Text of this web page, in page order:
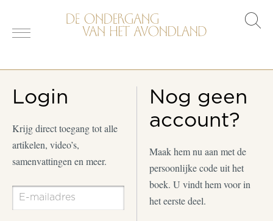
Login
Krijg direct toegang tot alle
artikelen, video’s,
samenvattingen en meer.
Nog geen
account?
Maak hem nu aan met de
persoonlijke code uit het
boek. U vindt hem voor in
het eerste deel.